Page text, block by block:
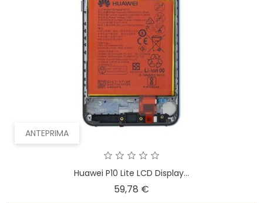
ANTEPRIMA
Huawei P10 Lite LCD Display...
59,78 €